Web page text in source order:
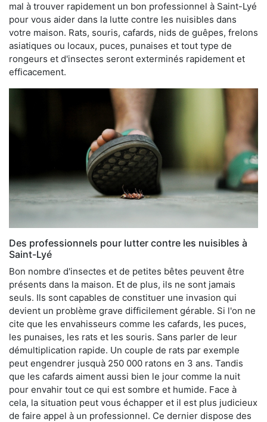
mal à trouver rapidement un bon professionnel à Saint-Lyé
pour vous aider dans la lutte contre les nuisibles dans
votre maison. Rats, souris, cafards, nids de guêpes, frelons
asiatiques ou locaux, puces, punaises et tout type de
rongeurs et d'insectes seront exterminés rapidement et
efficacement.
Des professionnels pour lutter contre les nuisibles à
Saint-Lyé
Bon nombre d'insectes et de petites bêtes peuvent être
présents dans la maison. Et de plus, ils ne sont jamais
seuls. Ils sont capables de constituer une invasion qui
devient un problème grave difficilement gérable. Si l'on ne
cite que les envahisseurs comme les cafards, les puces,
les punaises, les rats et les souris. Sans parler de leur
démultiplication rapide. Un couple de rats par exemple
peut engendrer jusquà 250 000 ratons en 3 ans. Tandis
que les cafards aiment aussi bien le jour comme la nuit
pour envahir tout ce qui est sombre et humide. Face à
cela, la situation peut vous échapper et il est plus judicieux
de faire appel à un professionnel. Ce dernier dispose des